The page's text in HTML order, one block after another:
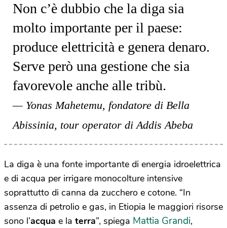
Non c’è dubbio che la diga sia
molto importante per il paese:
produce elettricità e genera denaro.
Serve però una gestione che sia
favorevole anche alle tribù.
Yonas Mahetemu, fondatore di Bella
Abissinia, tour operator di Addis Abeba
La diga è una fonte importante di energia idroelettrica
e di acqua per irrigare monocolture intensive
soprattutto di canna da zucchero e cotone. “In
assenza di petrolio e gas, in Etiopia le maggiori risorse
sono l’acqua e la terra”, spiega Mattia Grandi,